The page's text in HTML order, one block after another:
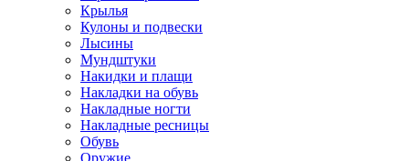
Крылья
Кулоны и подвески
Лысины
Мундштуки
Накидки и плащи
Накладки на обувь
Накладные ногти
Накладные ресницы
Обувь
Оружие